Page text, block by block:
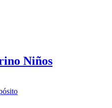
Niños